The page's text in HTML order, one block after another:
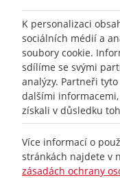
+420
K personalizaci
sociálních médií a
soubory cookie.
sdílíme se svými
analýzy. Partneři
dalšími
získali v důsledku
Více informací o
stránkách najdete v
zásadách ochrany